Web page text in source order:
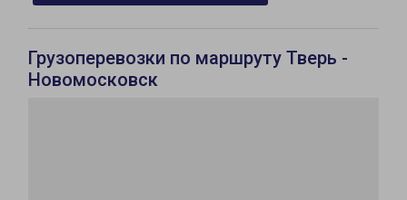
Грузоперевозки по маршруту Тверь -
Новомосковск